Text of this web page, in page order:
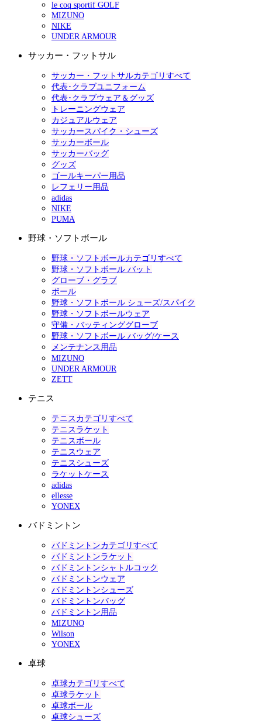
le coq sportif GOLF
MIZUNO
NIKE
UNDER ARMOUR
サッカー・フットサル
サッカー・フットサルカテゴリすべて
代表･クラブユニフォーム
代表･クラブウェア＆グッズ
トレーニングウェア
カジュアルウェア
サッカースパイク・シューズ
サッカーボール
サッカーバッグ
グッズ
ゴールキーパー用品
レフェリー用品
adidas
NIKE
PUMA
野球・ソフトボール
野球・ソフトボールカテゴリすべて
野球・ソフトボール バット
グローブ・グラブ
ボール
野球・ソフトボール シューズ/スパイク
野球・ソフトボールウェア
守備・バッティンググローブ
野球・ソフトボール バッグ/ケース
メンテナンス用品
MIZUNO
UNDER ARMOUR
ZETT
テニス
テニスカテゴリすべて
テニスラケット
テニスボール
テニスウェア
テニスシューズ
ラケットケース
adidas
ellesse
YONEX
バドミントン
バドミントンカテゴリすべて
バドミントンラケット
バドミントンシャトルコック
バドミントンウェア
バドミントンシューズ
バドミントンバッグ
バドミントン用品
MIZUNO
Wilson
YONEX
卓球
卓球カテゴリすべて
卓球ラケット
卓球ボール
卓球シューズ